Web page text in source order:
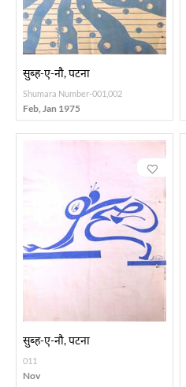
सुब्ह-ए-नौ, पटना
Shumara Number-001,002
Feb, Jan 1975
सुब्ह-ए-नौ, पटना
011
Nov